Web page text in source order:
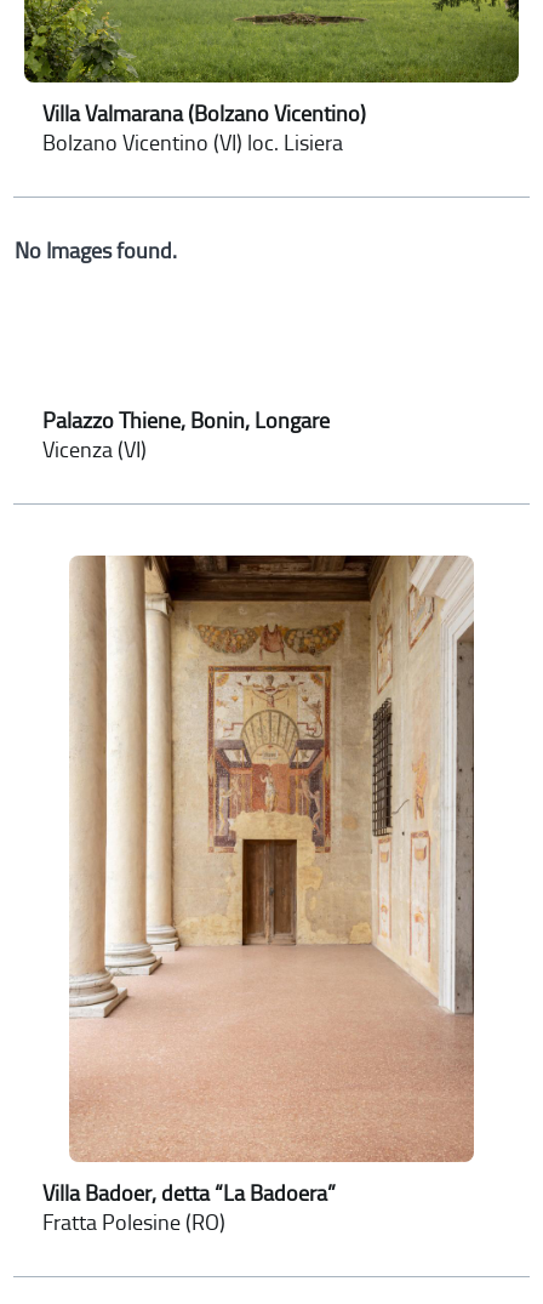
Villa Valmarana (Bolzano Vicentino)
Bolzano Vicentino (VI) loc. Lisiera
No Images found.
Palazzo Thiene, Bonin, Longare
Vicenza (VI)
Villa Badoer, detta “La Badoera”
Fratta Polesine (RO)